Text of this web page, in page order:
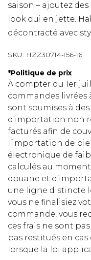
saison – ajoutez
look qui en jette.
décontracté avec
SKU: HZZ30714-156-16
*Politique de prix
À compter du 1er
commandes livrées
sont soumises à
d’importation non
facturés afin de
l’importation de
électronique de
calculés au moment
douane et
une ligne distincte
vous ne finalisiez
commande, vous
ces frais ne sont
pas restitués en
lorsque la loi